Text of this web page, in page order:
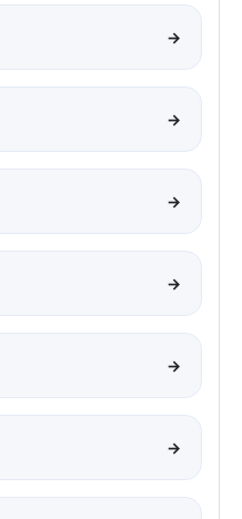
→
→
→
→
→
→